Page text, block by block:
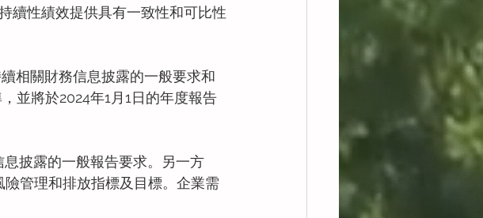
續性績效提供具有一致性和可比性
相關財務信息披露的一般要求和
並將於2024年1月1日的年度報告
披露的一般報告要求。另一方
管理和排放指標及目標。企業需